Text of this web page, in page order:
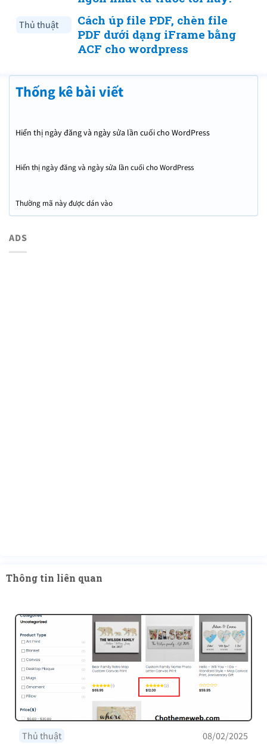
Thủ thuật
Cách úp file PDF, chèn file
PDF dưới dạng iFrame bằng
ACF cho wordpress
Thống kê bài viết
Hiển thị ngày đăng và ngày sửa lần cuối cho WordPress
Hiển thị ngày đăng và ngày sửa lần cuối cho WordPress
Thường mã này được dán vào
ADS
Thông tin liên quan
Thủ thuật 08/02/2025